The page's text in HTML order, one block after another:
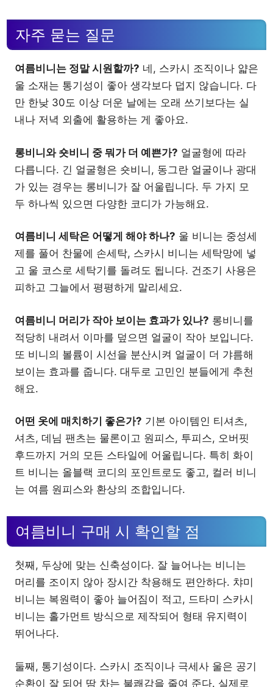
자주 묻는 질문
여름비니는 정말 시원할까? 네, 스카시 조직이나 얇은
울 소재는 통기성이 좋아 생각보다 덥지 않습니다. 다
만 한낮 30도 이상 더운 날에는 오래 쓰기보다는 실
내나 저녁 외출에 활용하는 게 좋아요.
롱비니와 숏비니 중 뭐가 더 예쁜가? 얼굴형에 따라
다릅니다. 긴 얼굴형은 숏비니, 동그란 얼굴이나 광대
가 있는 경우는 롱비니가 잘 어울립니다. 두 가지 모
두 하나씩 있으면 다양한 코디가 가능해요.
여름비니 세탁은 어떻게 해야 하나? 울 비니는 중성세
제를 풀어 찬물에 손세탁, 스카시 비니는 세탁망에 넣
고 울 코스로 세탁기를 돌려도 됩니다. 건조기 사용은
피하고 그늘에서 평평하게 말리세요.
여름비니 머리가 작아 보이는 효과가 있나? 롱비니를
적당히 내려서 이마를 덮으면 얼굴이 작아 보입니다.
또 비니의 볼륨이 시선을 분산시켜 얼굴이 더 갸름해
보이는 효과를 줍니다. 대두로 고민인 분들에게 추천
해요.
어떤 옷에 매치하기 좋은가? 기본 아이템인 티셔츠,
셔츠, 데님 팬츠는 물론이고 원피스, 투피스, 오버핏
후드까지 거의 모든 스타일에 어울립니다. 특히 화이
트 비니는 올블랙 코디의 포인트로도 좋고, 컬러 비니
는 여름 원피스와 환상의 조합입니다.
여름비니 구매 시 확인할 점
첫째, 두상에 맞는 신축성이다. 잘 늘어나는 비니는
머리를 조이지 않아 장시간 착용해도 편안하다. 챠미
비니는 복원력이 좋아 늘어짐이 적고, 드타미 스카시
비니는 홀가먼트 방식으로 제작되어 형태 유지력이
뛰어나다.
둘째, 통기성이다. 스카시 조직이나 극세사 울은 공기
순환이 잘 되어 땀 차는 불쾌감을 줄여 준다. 실제로